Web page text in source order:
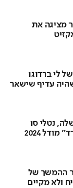
מציגה את
לי ברדוגו
עדיף שישאר
נטלי סו
2024
ההמשך של
ולא מקיים